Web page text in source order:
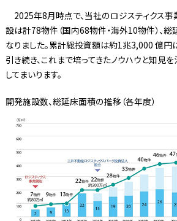
2025年8月時点で、当社のロジスティクス事
設は計78物件（国内68物件・海外10物件）、
なりました。累計総投資額は約1兆3,000 億円
引き続き、これまで培ってきたノウハウと知見
してまいります。
開発施設数、総延床面積の推移（各年度）